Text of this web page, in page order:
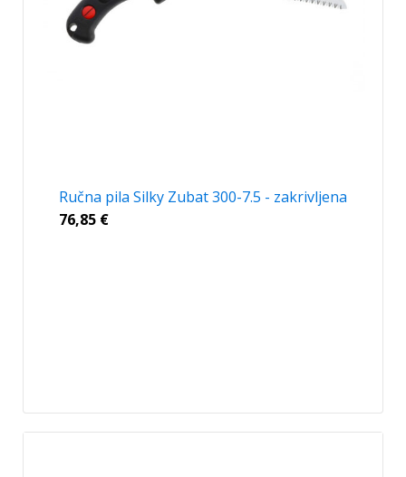
Ručna pila Silky Zubat 300-7.5 - zakrivljena
76,85 €